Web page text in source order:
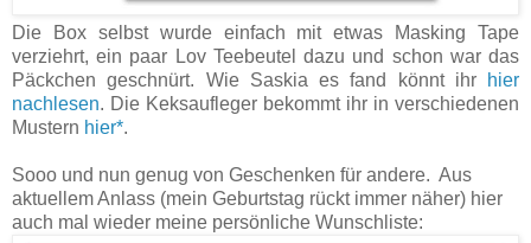
Die Box selbst wurde einfach mit etwas Masking Tape
verziehrt, ein paar Lov Teebeutel dazu und schon war das
Päckchen geschnürt. Wie Saskia es fand könnt ihr
hier
nachlesen. Die Keksaufleger bekommt ihr in verschiedenen
Mustern hier*.
Sooo und nun genug von Geschenken für andere. Aus
aktuellem Anlass (mein Geburtstag rückt immer näher) hier
auch mal wieder meine persönliche Wunschliste: